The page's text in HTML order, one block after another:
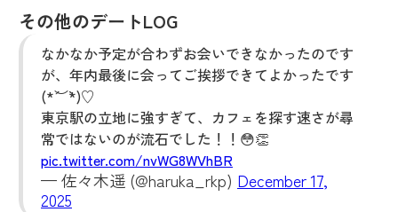
その他のデートLOG
なかなか予定が合わずお会いできなかったのです
が、年内最後に会ってご挨拶できてよかったです
(*´︶`*)♡
東京駅の立地に強すぎて、カフェを探す速さが尋
常ではないのが流石でした！！😳👏
pic.twitter.com/nvWG8WVhBR
— 佐々木遥 (@haruka_rkp) December 17,
2025